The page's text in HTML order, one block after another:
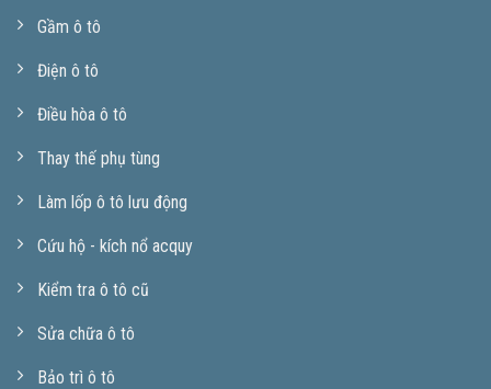
Gầm ô tô
Điện ô tô
Điều hòa ô tô
Thay thế phụ tùng
Làm lốp ô tô lưu động
Cứu hộ - kích nổ acquy
Kiểm tra ô tô cũ
Sửa chữa ô tô
Bảo trì ô tô